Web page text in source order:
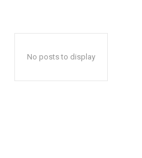
No posts to display